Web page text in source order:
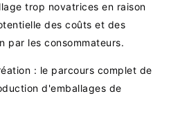
trop novatrices en raison
des coûts et des
par les consommateurs.